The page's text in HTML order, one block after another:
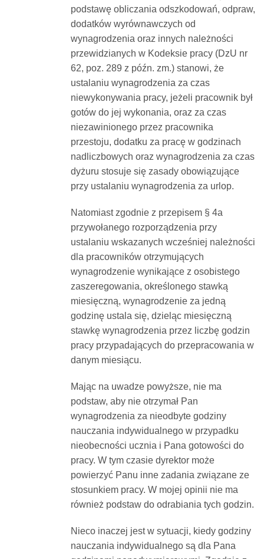
podstawę obliczania odszkodowań, odpraw,
dodatków wyrównawczych od
wynagrodzenia oraz innych należności
przewidzianych w Kodeksie pracy (DzU nr
62, poz. 289 z późn. zm.) stanowi, że
ustalaniu wynagrodzenia za czas
niewykonywania pracy, jeżeli pracownik był
gotów do jej wykonania, oraz za czas
niezawinionego przez pracownika
przestoju, dodatku za pracę w godzinach
nadliczbowych oraz wynagrodzenia za czas
dyżuru stosuje się zasady obowiązujące
przy ustalaniu wynagrodzenia za urlop.
Natomiast zgodnie z przepisem § 4a
przywołanego rozporządzenia przy
ustalaniu wskazanych wcześniej należności
dla pracowników otrzymujących
wynagrodzenie wynikające z osobistego
zaszeregowania, określonego stawką
miesięczną, wynagrodzenie za jedną
godzinę ustala się, dzieląc miesięczną
stawkę wynagrodzenia przez liczbę godzin
pracy przypadających do przepracowania w
danym miesiącu.
Mając na uwadze powyższe, nie ma
podstaw, aby nie otrzymał Pan
wynagrodzenia za nieodbyte godziny
nauczania indywidualnego w przypadku
nieobecności ucznia i Pana gotowości do
pracy. W tym czasie dyrektor może
powierzyć Panu inne zadania związane ze
stosunkiem pracy. W mojej opinii nie ma
również podstaw do odrabiania tych godzin.
Nieco inaczej jest w sytuacji, kiedy godziny
nauczania indywidualnego są dla Pana